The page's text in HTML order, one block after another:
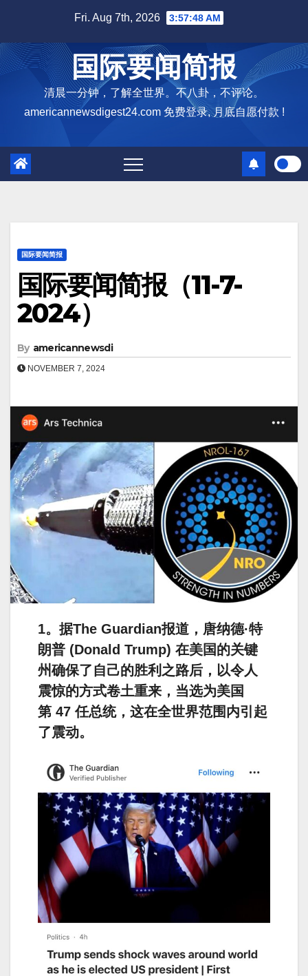
content
Fri. Aug 7th, 2026 3:57:49 AM
国际要闻简报
清晨一分钟，了解全世界。不八卦，不评论。
americannewsdigest24.com 免费登录, 月底自愿付款 !
国际要闻简报
国际要闻简报（11-7-
2024）
By americannewsdi
NOVEMBER 7, 2024
1。据The Guardian报道，唐纳德·特
朗普 (Donald Trump) 在美国的关键
州确保了自己的胜利之路后，以令人
震惊的方式卷土重来，当选为美国
第 47 任总统，这在全世界范围内引起
了震动。